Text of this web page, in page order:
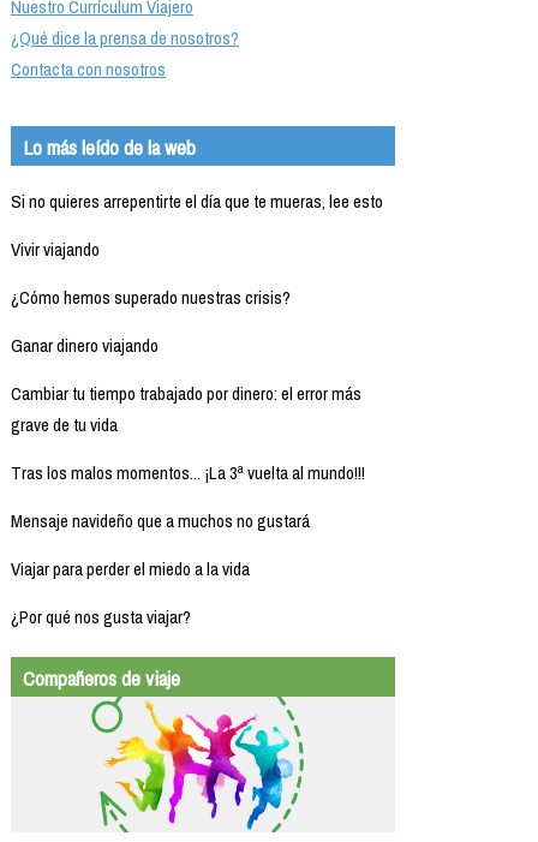
Nuestro Currículum Viajero
¿Qué dice la prensa de nosotros?
Contacta con nosotros
Lo más leído de la web
Si no quieres arrepentirte el día que te mueras, lee esto
Vivir viajando
¿Cómo hemos superado nuestras crisis?
Ganar dinero viajando
Cambiar tu tiempo trabajado por dinero: el error más
grave de tu vida
Tras los malos momentos... ¡La 3ª vuelta al mundo!!!
Mensaje navideño que a muchos no gustará
Viajar para perder el miedo a la vida
¿Por qué nos gusta viajar?
Compañeros de viaje